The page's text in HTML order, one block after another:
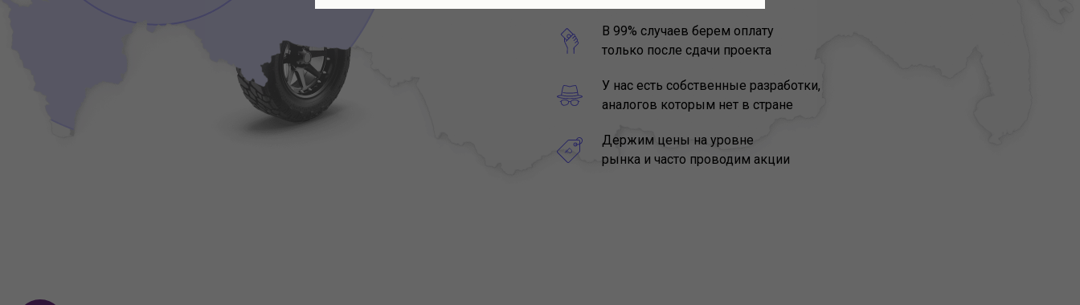
Держим цены на уровне
рынка и часто проводим акции
В 99% случаев берем оплату
только после сдачи проекта
У нас есть собственные разработки,
аналогов которым нет в стране